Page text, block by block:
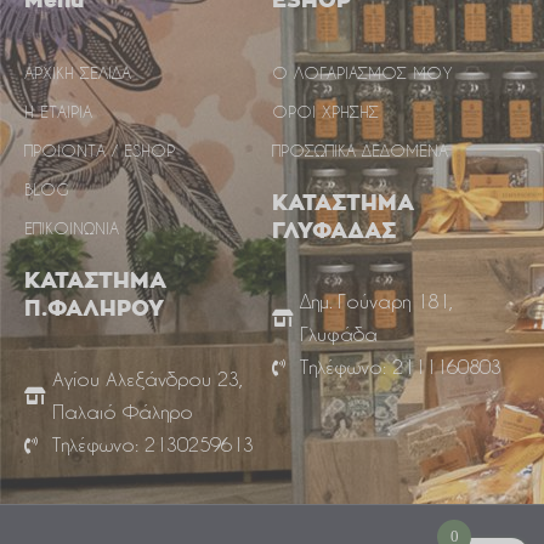
ΑΡΧΙΚΗ ΣΕΛΙΔΑ
Η ΕΤΑΙΡΙΑ
ΠΡΟΙΟΝΤΑ / ESHOP
BLOG
ΕΠΙΚΟΙΝΩΝΙΑ
ΚΑΤΑΣΤΗΜΑ
Π.ΦΑΛΗΡΟΥ
Αγίου Αλεξάνδρου 23,
Παλαιό Φάληρο
Τηλέφωνο: 2130259613
Ο ΛΟΓΑΡΙΑΣΜΟΣ ΜΟΥ
ΟΡΟΙ ΧΡΗΣΗΣ
ΠΡΟΣΩΠΙΚΑ ΔΕΔΟΜΕΝΑ
ΚΑΤΑΣΤΗΜΑ
ΓΛΥΦΑΔΑΣ
Δημ. Γούναρη 181,
Γλυφάδα
Τηλέφωνο: 2111160803
0